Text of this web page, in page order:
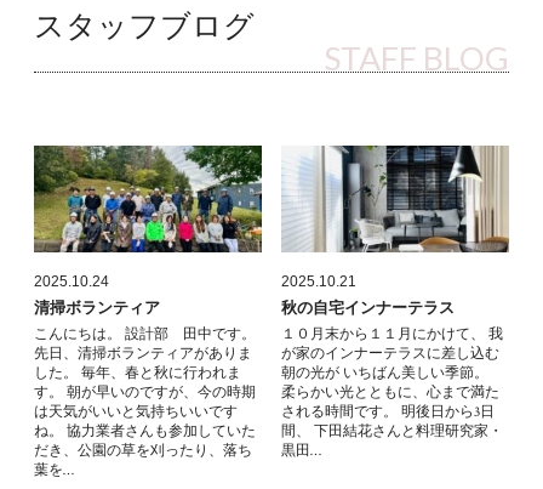
スタッフブログ
STAFF BLOG
2025.10.24
清掃ボランティア
こんにちは。 設計部 田中です。
先日、清掃ボランティアがありま
した。 毎年、春と秋に行われま
す。 朝が早いのですが、今の時期
は天気がいいと気持ちいいです
ね。 協力業者さんも参加していた
だき、公園の草を刈ったり、落ち
葉を…
2025.10.21
秋の自宅インナーテラス
１０月末から１１月にかけて、 我
が家のインナーテラスに差し込む
朝の光が いちばん美しい季節。
柔らかい光とともに、心まで満た
される時間です。 明後日から3日
間、 下田結花さんと料理研究家・
黒田…